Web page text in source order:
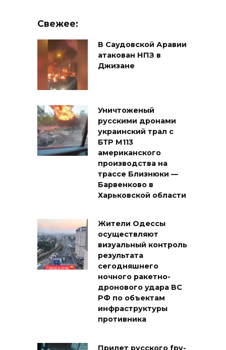
Свежее:
В Саудовской Аравии
атакован НПЗ в
Джизане
Уничтоженый
русскими дронами
украинский трал с
БТР М113
американского
производства на
трассе Близнюки —
Барвенково в
Харьковской области
Жители Одессы
осуществляют
визуальный контроль
результата
сегодняшнего
ночного ракетно-
дронового удара ВС
РФ по объектам
инфраструктуры
противника